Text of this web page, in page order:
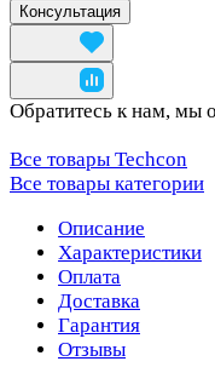
Консультация
Обратитесь к нам, мы
Все товары Techcon
Все товары категории
Описание
Характеристики
Оплата
Доставка
Гарантия
Отзывы